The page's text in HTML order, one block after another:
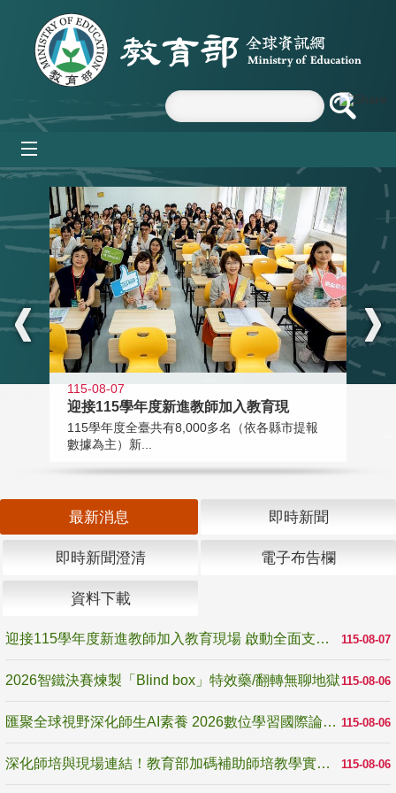
跳到主要內容區塊
:::
115-08-07
迎接115學年度新進教師加入教育現
115學年度全臺共有8,000多名（依各縣市提報
數據為主）新...
最新消息 即時新聞
即時新聞澄清 電子布告欄
資料下載
115-08-07
迎接115學年度新進教師加入教育現場 啟動全面支持陪伴
115-08-06
2026智鐵決賽煉製「Blind box」特效藥/翻轉無聊地獄
115-08-06
匯聚全球視野深化師生AI素養 2026數位學習國際論壇高雄登場
115-08-06
深化師培與現場連結！教育部加碼補助師培教學實踐研究 10月師培國際研討會交流教學實踐經驗